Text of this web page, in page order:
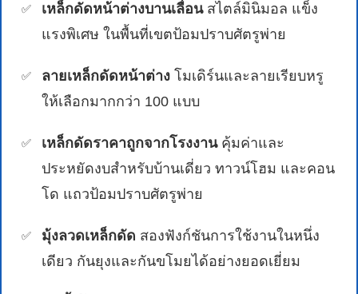
เหล็กดัดหน้าต่างบานเลื่อนสไตล์มินิมอล แข็ง
แรงพิเศษ ในพื้นที่เขตป้อมปราบศัตรูพ่าย
ลายเหล็กดัดหน้าต่าง โมเดิร์นและลายเรียบหรู
ให้เลือกมากกว่า 100 แบบ
เหล็กดัดราคาถูกจากโรงงานคุ้มค่าและ
ประหยัดงบสำหรับบ้านเดี่ยว ทาวน์โฮม และคอน
โด แถวป้อมปราบศัตรูพ่าย
มุ้งลวดเหล็กดัด สองฟังก์ชันการใช้งานในหนึ่ง
เดียว กันยุงและกันขโมยได้อย่างยอดเยี่ยม